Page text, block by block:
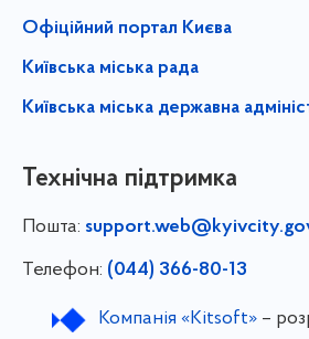
Офіційний портал Києва
Київська міська рада
Київська міська державна
Технічна підтримка
Пошта:
Телефон: (044) 366-80-13
Компанія «Kitsoft»–